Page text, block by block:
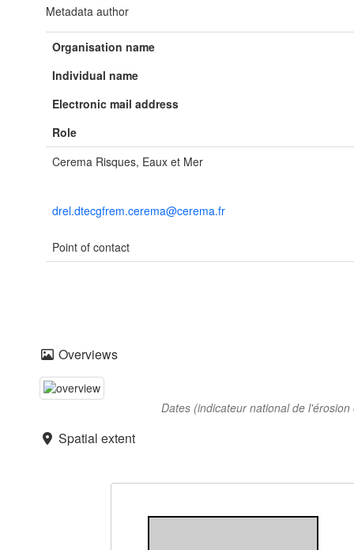
Metadata author
Organisation name
Individual name
Electronic mail address
Role
Cerema Risques, Eaux et Mer
drel.dtecgfrem.cerema@cerema.fr
Point of contact
Overviews
Dates (indicateur national de l'érosion
Spatial extent